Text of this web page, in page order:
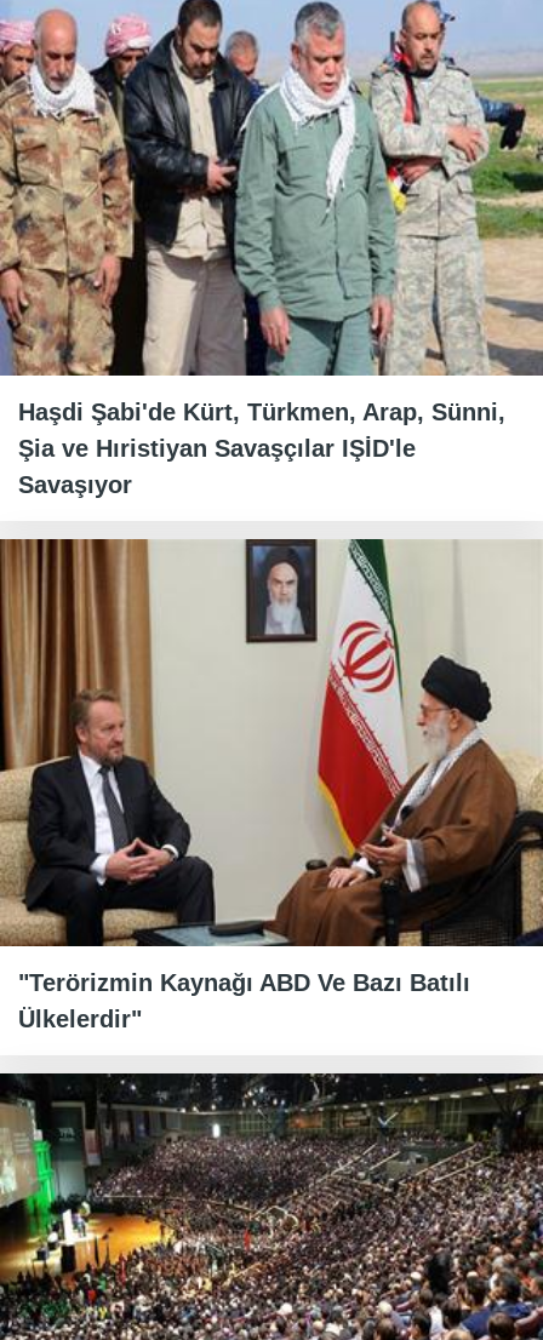
Haşdi Şabi'de Kürt, Türkmen, Arap, Sünni,
Şia ve Hıristiyan Savaşçılar IŞİD'le
Savaşıyor
"Terörizmin Kaynağı ABD Ve Bazı Batılı
Ülkelerdir"